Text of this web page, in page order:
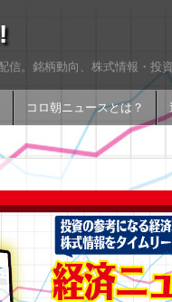
信。銘柄動向、株式情報・投
コロ朝ニュースとは？